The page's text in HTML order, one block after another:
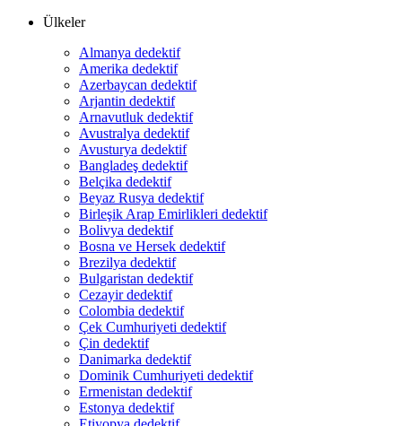
Ülkeler
Almanya dedektif
Amerika dedektif
Azerbaycan dedektif
Arjantin dedektif
Arnavutluk dedektif
Avustralya dedektif
Avusturya dedektif
Bangladeş dedektif
Belçika dedektif
Beyaz Rusya dedektif
Birleşik Arap Emirlikleri dedektif
Bolivya dedektif
Bosna ve Hersek dedektif
Brezilya dedektif
Bulgaristan dedektif
Cezayir dedektif
Colombia dedektif
Çek Cumhuriyeti dedektif
Çin dedektif
Danimarka dedektif
Dominik Cumhuriyeti dedektif
Ermenistan dedektif
Estonya dedektif